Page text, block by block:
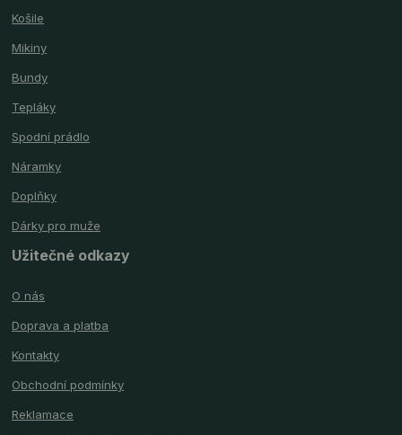
Košile
Mikiny
Bundy
Tepláky
Spodní prádlo
Náramky
Doplňky
Dárky pro muže
Užitečné odkazy
O nás
Doprava a platba
Kontakty
Obchodní podmínky
Reklamace